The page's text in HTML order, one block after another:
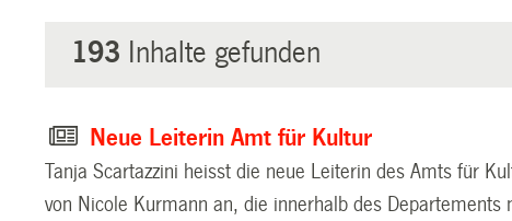
193 Inhalte gefunden
Neue Leiterin Amt für Kultur
Tanja Scartazzini heisst die neue Leiterin des Amts für
von Nicole Kurmann an, die innerhalb des Departements